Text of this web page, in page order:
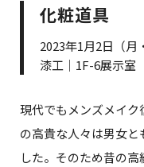
化粧道具
2023年1月2日（月
漆工｜1F-6展示室
現代でもメンズメイ
の高貴な人々は男女
した。そのため昔の高